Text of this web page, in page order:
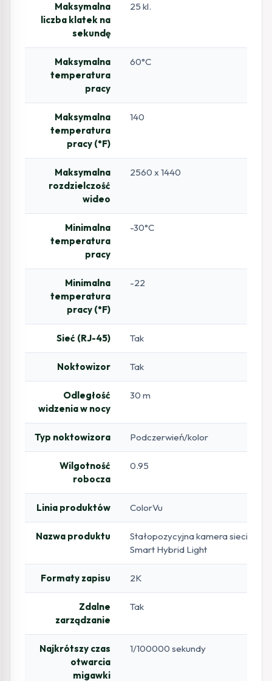
Maksymalna
liczba klatek na
sekundę
25 kl.
Maksymalna
temperatura
pracy
60°C
Maksymalna
temperatura
pracy (°F)
140
Maksymalna
rozdzielczość
wideo
2560 x 1440
Minimalna
temperatura
pracy
-30°C
Minimalna
temperatura
pracy (°F)
-22
Sieć (RJ-45) Tak
Noktowizor Tak
Odległość
widzenia w nocy
30 m
Typ noktowizora Podczerwień/kolor
Wilgotność
robocza
0.95
Linia produktów ColorVu
Nazwa produktu
Stałopozycyjna kamera sieciowa
Smart Hybrid Light
Formaty zapisu 2K
Zdalne
zarządzanie
Tak
Najkrótszy czas
otwarcia
migawki
1/100000 sekundy